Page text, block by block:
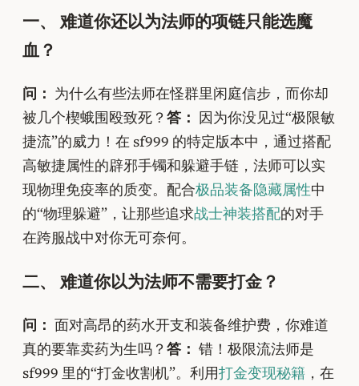
一、 难道你还以为法师的项链只能选魔
血？
问： 为什么有些法师在怪群里闲庭信步，而你却
被几个楔蛾围殴致死？ 答： 因为你没见过“极限敏
捷流”的威力！在 sf999 的特定版本中，通过搭配
高敏捷属性的辟邪手镯和躲避手链，法师可以实
现物理免疫率的质变。配合极品装备隐藏属性中
的“物理躲避”，让那些追求战士神装搭配的对手
在跨服战中对你无可奈何。
二、 难道你以为法师不需要打金？
问： 面对高昂的药水开支和装备维护费，你难道
真的要靠卖药为生吗？ 答： 错！极限流法师是
sf999 里的“打金收割机”。利用打金变现秘籍 ，在